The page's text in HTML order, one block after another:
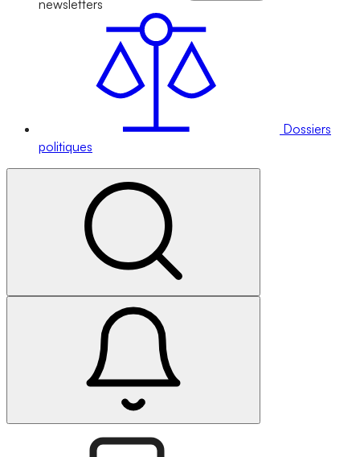
newsletters
Dossiers
politiques